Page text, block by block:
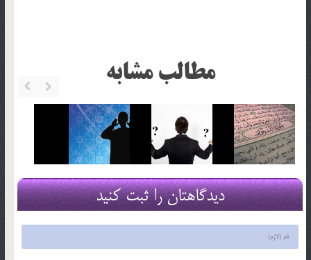
مطالب مشابه
دیدگاهتان را ثبت کنید